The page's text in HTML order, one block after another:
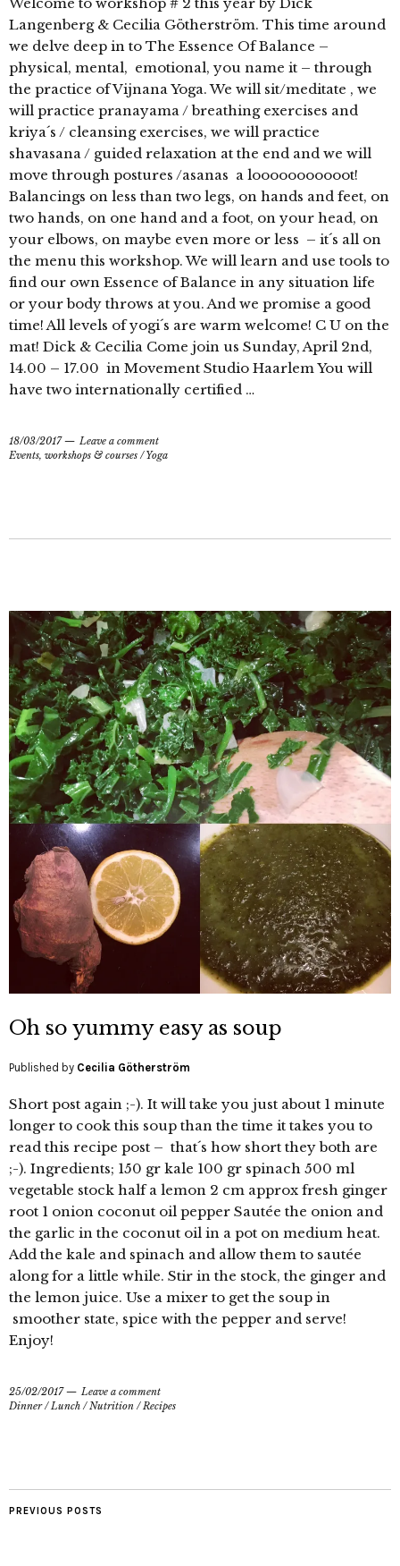
Welcome to workshop # 2 this year by Dick
Langenberg & Cecilia Götherström. This time around
we delve deep in to The Essence Of Balance –
physical, mental, emotional, you name it – through
the practice of Vijnana Yoga. We will sit/meditate , we
will practice pranayama / breathing exercises and
kriya´s / cleansing exercises, we will practice
shavasana / guided relaxation at the end and we will
move through postures /asanas a looooooooooot!
Balancings on less than two legs, on hands and feet, on
two hands, on one hand and a foot, on your head, on
your elbows, on maybe even more or less – it´s all on
the menu this workshop. We will learn and use tools to
find our own Essence of Balance in any situation life
or your body throws at you. And we promise a good
time! All levels of yogi´s are warm welcome! C U on the
mat! Dick & Cecilia Come join us Sunday, April 2nd,
14.00 – 17.00 in Movement Studio Haarlem You will
have two internationally certified …
18/03/2017
Leave a comment
Events, workshops & courses /Yoga
Oh so yummy easy as soup
Published by Cecilia Götherström
Short post again ;-). It will take you just about 1 minute
longer to cook this soup than the time it takes you to
read this recipe post – that´s how short they both are
;-). Ingredients; 150 gr kale 100 gr spinach 500 ml
vegetable stock half a lemon 2 cm approx fresh ginger
root 1 onion coconut oil pepper Sautée the onion and
the garlic in the coconut oil in a pot on medium heat.
Add the kale and spinach and allow them to sautée
along for a little while. Stir in the stock, the ginger and
the lemon juice. Use a mixer to get the soup in
smoother state, spice with the pepper and serve!
Enjoy!
25/02/2017
Leave a comment
Dinner/Lunch /Nutrition /Recipes
PREVIOUS POSTS